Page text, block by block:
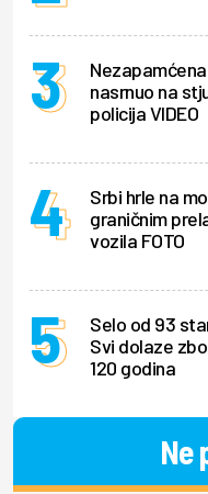
nasrnuo na
policija VIDEO
Srbi hrle na
graničnim
vozila FOTO
Selo od 93
Svi dolaze
120 godina
Ne